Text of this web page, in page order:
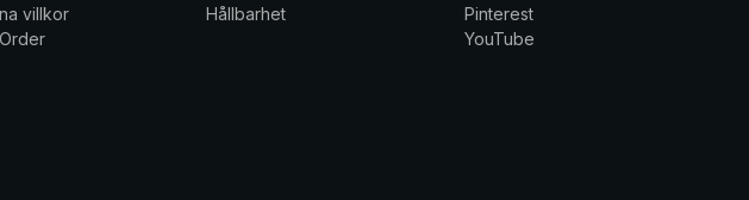
villkor
Hållbarhet
Pinterest
YouTube